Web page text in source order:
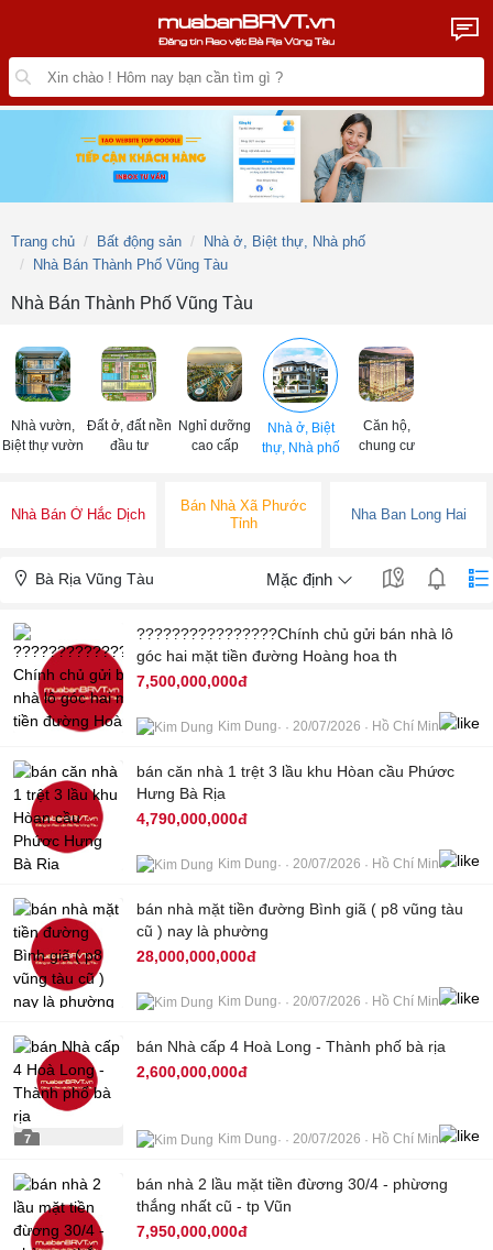
Trang chủ Bất động sản
Nhà ở, Biệt thự, Nhà phố
Nhà Bán Thành Phố Vũng Tàu
Nhà Bán Thành Phố Vũng Tàu
Nhà vườn,
Biệt thự vườn
Đất ở, đất nền
đầu tư
Nghỉ dưỡng
cao cấp
Nhà ở, Biệt
thự, Nhà phố
Căn hộ,
chung cư
Nhà Bán Ở Hắc Dịch
Bán Nhà Xã Phước
Tỉnh
Nha Ban Long Hai
Bà Rịa Vũng Tàu Mặc định
8
????????????????Chính chủ gửi bán nhà lô
góc hai mặt tiền đường Hoàng hoa th
7,500,000,000đ
Kim Dung 20/07/2026 Hồ Chí Minh
bán căn nhà 1 trệt 3 lầu khu Hòan cầu Phứơc
Hưng Bà Rịa
4,790,000,000đ
Kim Dung 20/07/2026 Hồ Chí Minh
bán nhà mặt tiền đường Bình giã ( p8 vũng tàu
cũ ) nay là phường
28,000,000,000đ
Kim Dung 20/07/2026 Hồ Chí Minh
7
bán Nhà cấp 4 Hoà Long - Thành phố bà rịa
2,600,000,000đ
Kim Dung 20/07/2026 Hồ Chí Minh
bán nhà 2 lầu mặt tiền đừơng 30/4 - phừơng
thắng nhất cũ - tp Vũn
7,950,000,000đ